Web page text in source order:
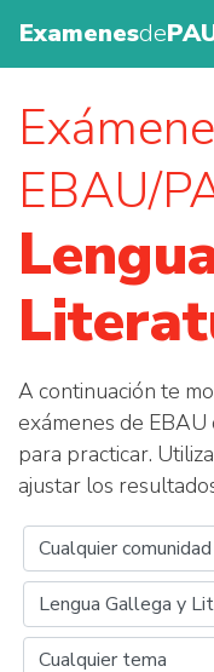
Examenesde
EBAU/
A continuación te
exámenes de
para practicar.
ajustar los